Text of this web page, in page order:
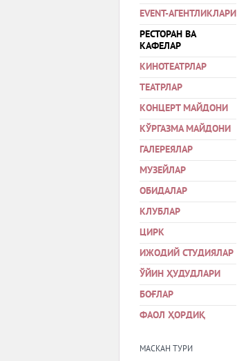
EVENT-АГЕНТЛИКЛАРИ
РЕСТОРАН ВА
КАФЕЛАР
КИНОТЕАТРЛАР
ТЕАТРЛАР
КОНЦЕРТ МАЙДОНИ
КЎРГАЗМА МАЙДОНИ
ГАЛЕРЕЯЛАР
МУЗЕЙЛАР
ОБИДАЛАР
КЛУБЛАР
ЦИРК
ИЖОДИЙ СТУДИЯЛАР
ЎЙИН ҲУДУДЛАРИ
БОҒЛАР
ФАОЛ ҲОРДИҚ
МАСКАН ТУРИ